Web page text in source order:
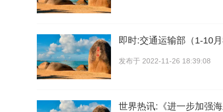
即时:交通运输部（1-10
发布于 2022-11-26 18:39:08
世界热讯:《进一步加强